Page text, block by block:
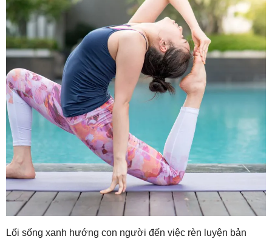
Lối sống xanh hướng con người đến việc rèn luyện bản